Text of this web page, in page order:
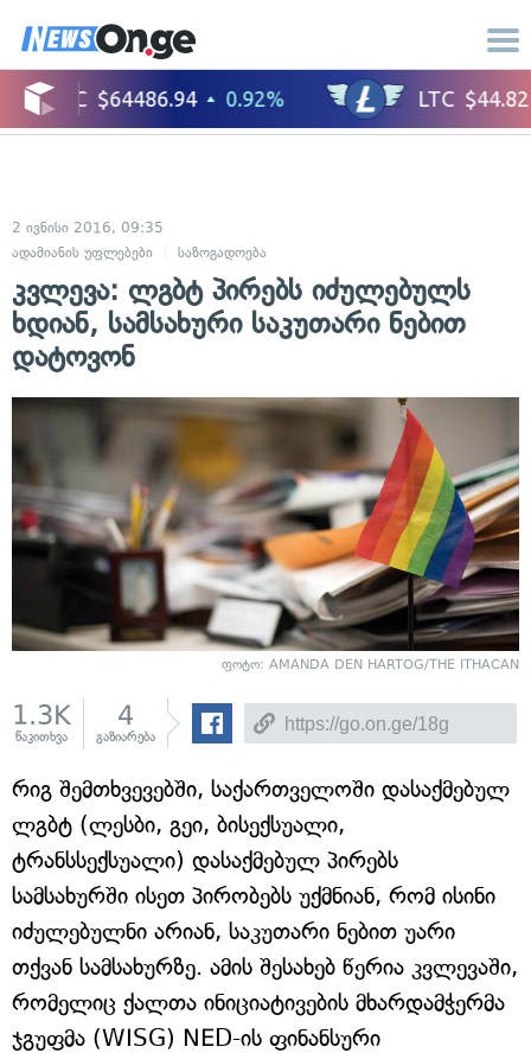
2 ივნისი 2016, 09:35
ადამიანის უფლებები
საზოგადოება
კვლევა: ლგბტ პირებს იძულებულს
ხდიან, სამსახური საკუთარი ნებით
დატოვონ
ფოტო: AMANDA DEN HARTOG/THE ITHACAN
1.3K
წაკითხვა
4
გაზიარება
რიგ შემთხვევებში, საქართველოში დასაქმებულ
ლგბტ (ლესბი, გეი, ბისექსუალი,
ტრანსსექსუალი) დასაქმებულ პირებს
სამსახურში ისეთ პირობებს უქმნიან, რომ ისინი
იძულებულნი არიან, საკუთარი ნებით უარი
თქვან სამსახურზე. ამის შესახებ წერია კვლევაში,
რომელიც ქალთა ინიციატივების მხარდამჭერმა
ჯგუფმა (WISG) NED-ის ფინანსური